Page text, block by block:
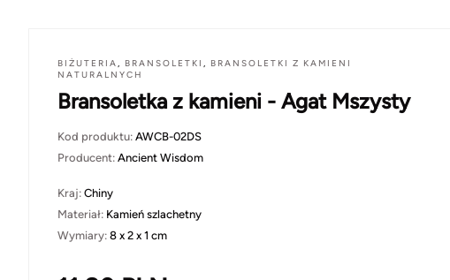
BIŻUTERIA, BRANSOLETKI , BRANSOLETKI Z KAMIENI
NATURALNYCH
Bransoletka z kamieni - Agat Mszysty
Kod produktu: AWCB-02DS
Producent: Ancient Wisdom
Kraj: Chiny
Materiał: Kamień szlachetny
Wymiary: 8 x 2 x 1 cm